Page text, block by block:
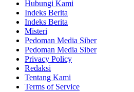
Hubungi Kami
Indeks Berita
Indeks Berita
Misteri
Pedoman Media Siber
Pedoman Media Siber
Privacy Policy
Redaksi
Tentang Kami
Terms of Service